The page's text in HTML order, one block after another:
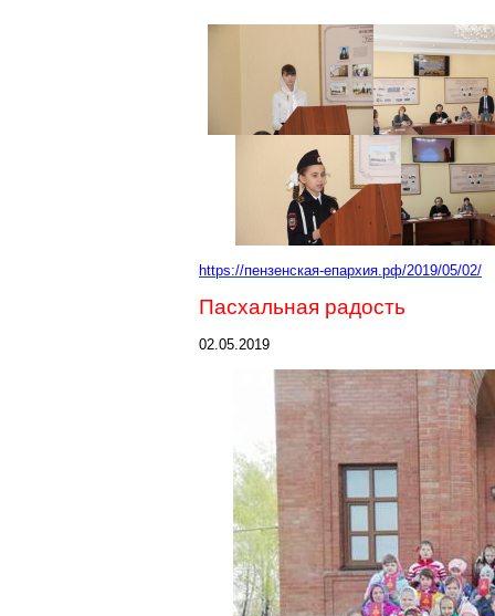
https://пензенская-епархия.рф/2019/05/02/
Пасхальная радость
02.05.2019